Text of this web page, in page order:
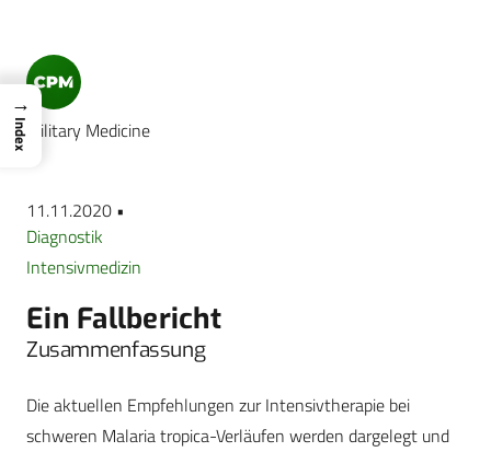
Military Medicine
11.11.2020 •
Diagnostik
Intensivmedizin
Ein Fallbericht
Zusammenfassung
Die aktuellen Empfehlungen zur Intensivtherapie bei
schweren Malaria tropica-Verläufen werden dargelegt und
→
Index